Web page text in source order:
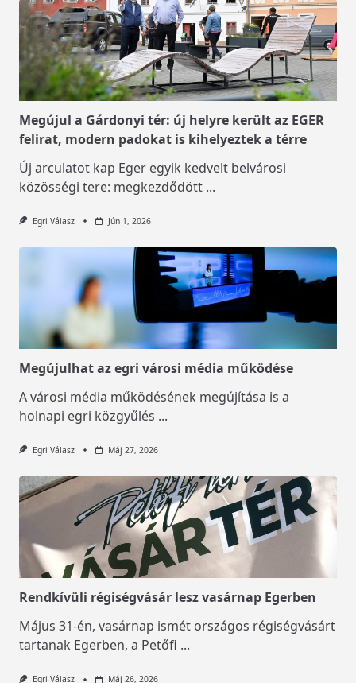
Megújul a Gárdonyi tér: új helyre került az EGER
felirat, modern padokat is kihelyeztek a térre
Új arculatot kap Eger egyik kedvelt belvárosi
közösségi tere: megkezdődött ...
Egri Válasz Jún 1, 2026
Megújulhat az egri városi média működése
A városi média működésének megújítása is a
holnapi egri közgyűlés ...
Egri Válasz Máj 27, 2026
Rendkívüli régiségvásár lesz vasárnap Egerben
Május 31-én, vasárnap ismét országos régiségvásárt
tartanak Egerben, a Petőfi ...
Egri Válasz Máj 26, 2026